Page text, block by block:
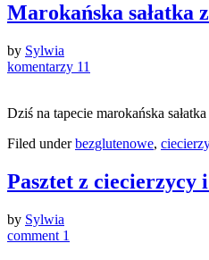
Marokańska sałatka
by Sylwia
komentarzy 11
Dziś na tapecie marokańska
Filed underbezglutenowe,
Pasztet z ciecierzycy
by Sylwia
comment 1